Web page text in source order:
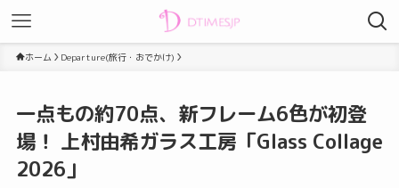
ホーム Departure(旅行・おでかけ)
一点もの約70点、新フレーム6色が初登
場！ 上村由希ガラス工房「Glass Collage
2026」